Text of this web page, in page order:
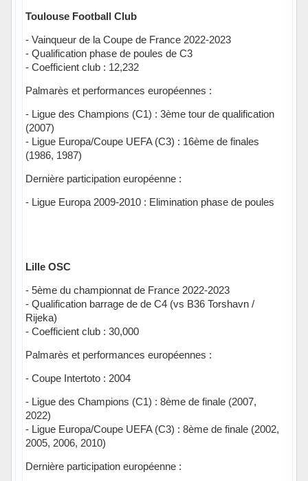
Toulouse Football Club
- Vainqueur de la Coupe de France 2022-2023
- Qualification phase de poules de C3
- Coefficient club : 12,232
Palmarès et performances européennes :
- Ligue des Champions (C1) : 3ème tour de qualification
(2007)
- Ligue Europa/Coupe UEFA (C3) : 16ème de finales
(1986, 1987)
Dernière participation européenne :
- Ligue Europa 2009-2010 : Elimination phase de poules
Lille OSC
- 5ème du championnat de France 2022-2023
- Qualification barrage de de C4 (vs B36 Torshavn /
Rijeka)
- Coefficient club : 30,000
Palmarès et performances européennes :
- Coupe Intertoto : 2004
- Ligue des Champions (C1) : 8ème de finale (2007,
2022)
- Ligue Europa/Coupe UEFA (C3) : 8ème de finale (2002,
2005, 2006, 2010)
Dernière participation européenne :